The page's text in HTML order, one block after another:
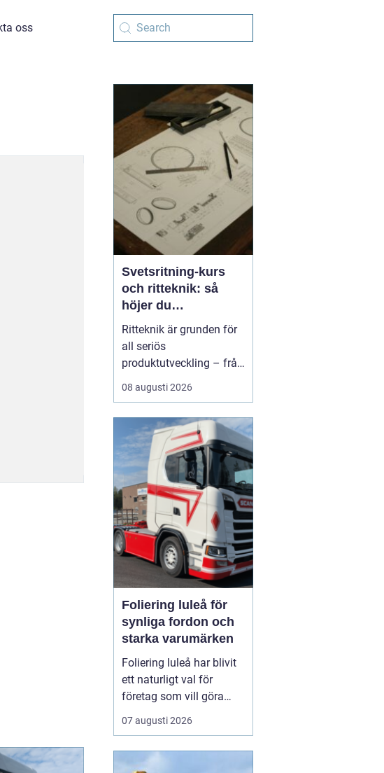
oss
Svetsritning-kurs
och ritteknik: så
höjer du
kompetensen i hela
produktionskedjan
Ritteknik är grunden för
all seriös
produktutveckling – från
enkla förband till
komplexa
När ritningen är
genomtänkt kan
produkten tillverkas,
kontrolleras och
underhållas ...
08 augusti 2026
Foliering luleå för
synliga fordon och
starka varumärken
Foliering luleå har blivit
ett naturligt val för
företag som vill göra
sina fordon till tydliga
ambassadörer på
in bilar, lastbilar eller
07 augusti 2026